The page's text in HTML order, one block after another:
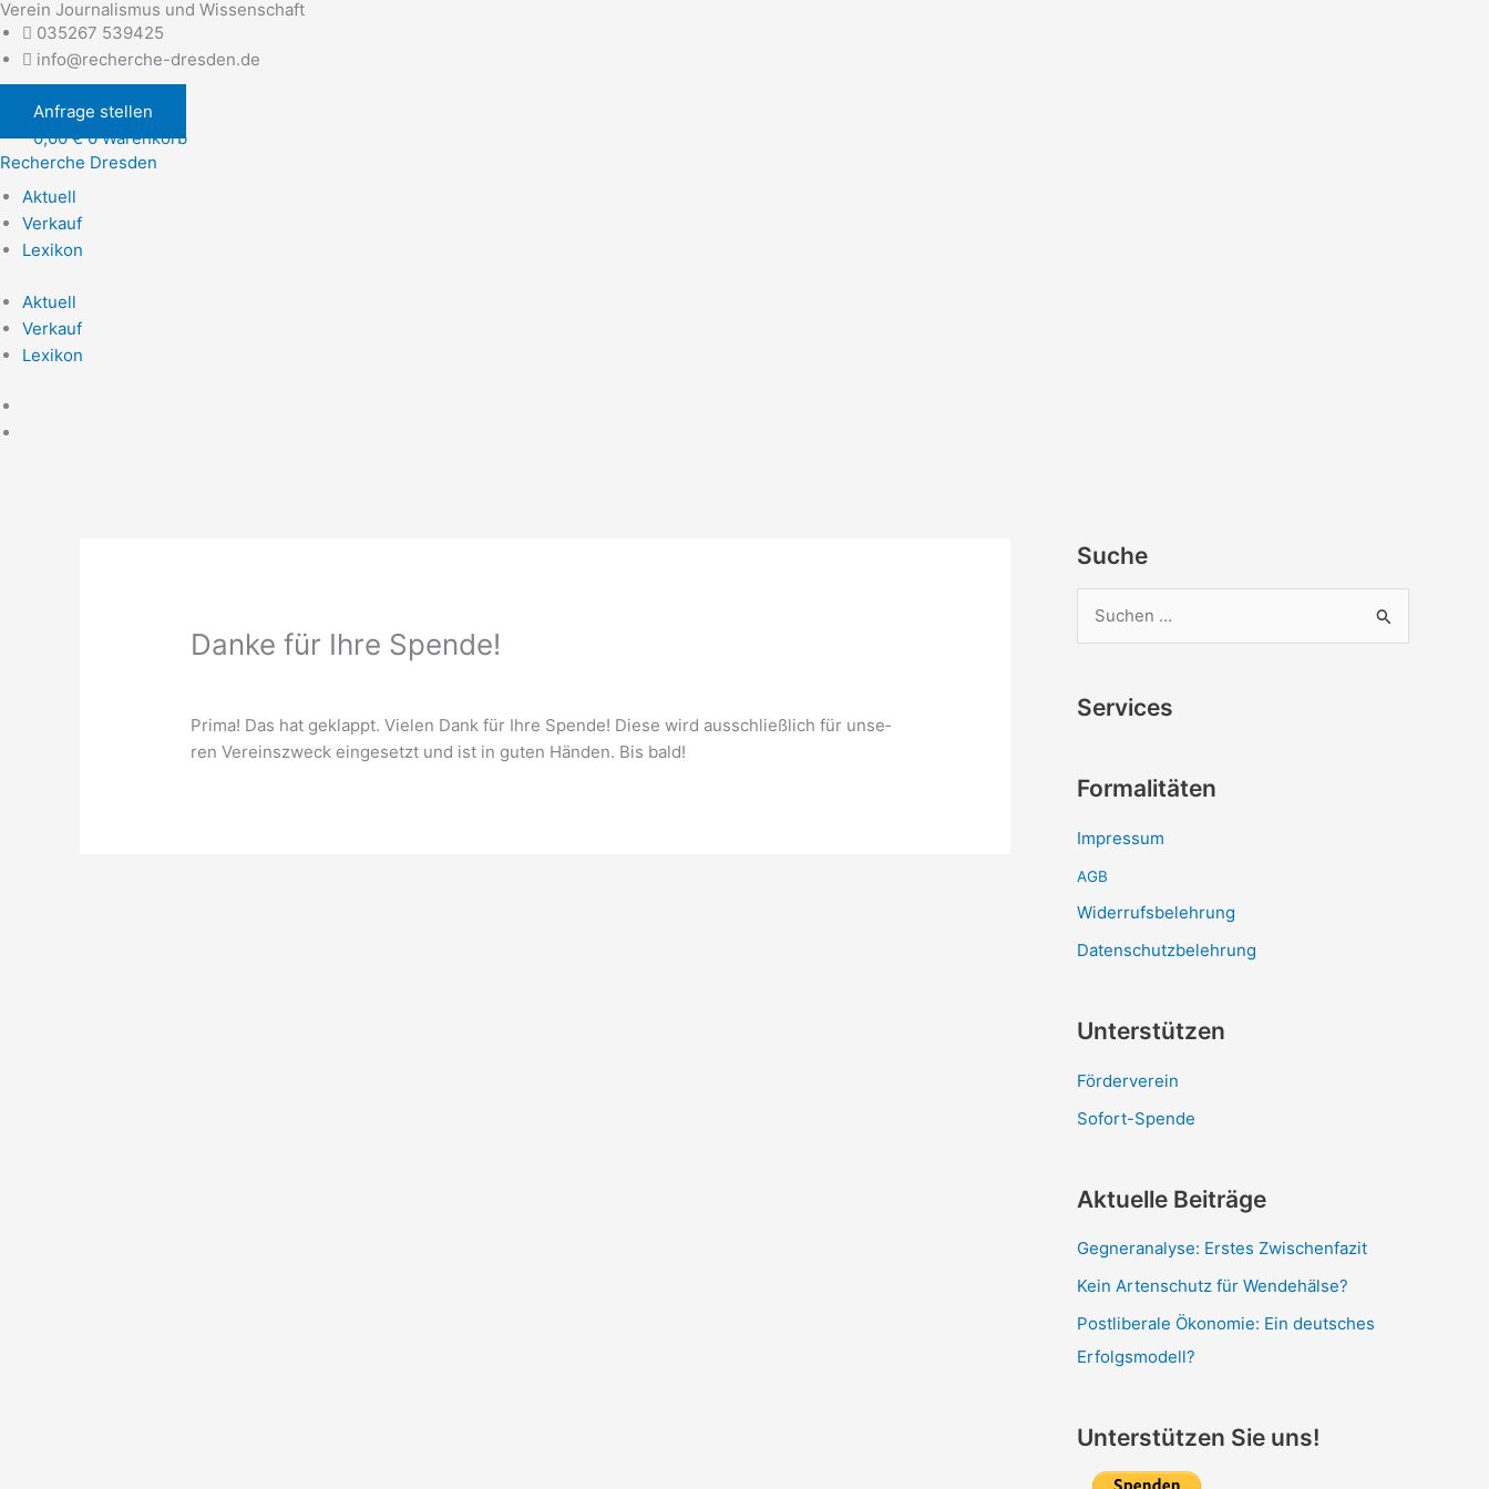
Zum
Inhalt
springen
Verein Journalismus und Wissenschaft
035267 539425
info@recherche-dresden.de
Anfrage stellen
0,00€ 0 Warenkorb
Recherche Dresden
Aktuell
Verkauf
Lexikon
Aktuell
Verkauf
Lexikon
Danke für Ihre Spende!
Pri­ma! Das hat geklappt. Vie­len Dank für Ihre Spen­de! Die­se wird aus­schließ­lich für unse­
ren Ver­eins­zweck ein­ge­setzt und ist in guten Hän­den. Bis bald!
Suche
h
n
c
h
:
Services
Formalitäten
Impressum
AGB
Widerrufsbelehrung
Datenschutzbelehrung
Unterstützen
Förderverein
Sofort-Spende
Aktuelle Beiträge
Gegneranalyse: Erstes Zwischenfazit
Kein Artenschutz für Wendehälse?
Postliberale Ökonomie: Ein deutsches
Erfolgsmodell?
Unterstützen Sie uns!